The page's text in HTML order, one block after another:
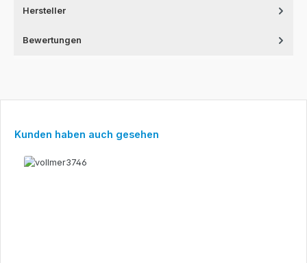
Hersteller
Bewertungen
Produktgalerie überspringen
Kunden haben auch gesehen